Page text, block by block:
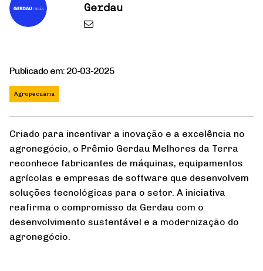
Gerdau
Publicado em: 20-03-2025
Agropecuária
Criado para incentivar a inovação e a excelência no
agronegócio, o Prêmio Gerdau Melhores da Terra
reconhece fabricantes de máquinas, equipamentos
agrícolas e empresas de software que desenvolvem
soluções tecnológicas para o setor. A iniciativa
reafirma o compromisso da Gerdau com o
desenvolvimento sustentável e a modernização do
agronegócio.